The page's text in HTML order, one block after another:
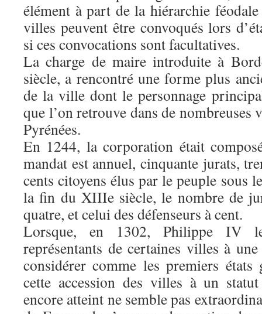
élément à part de la hiérarchie
villes peuvent être convoqués lors
si ces convocations sont facultatives.
La charge de maire introduite à
siècle, a rencontré une forme plus
de la ville dont le personnage
que l’on retrouve dans de
Pyrénées.
En 1244, la corporation était
mandat est annuel, cinquante jurats,
cents citoyens élus par le peuple sous
la fin du XIIIe siècle, le nombre de
quatre, et celui des défenseurs à cent.
Lorsque, en 1302, Philippe IV
représentants de certaines villes à
considérer comme les premiers états
cette accession des villes à un
encore atteint ne semble pas